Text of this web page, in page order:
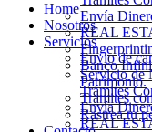
Envía
REAL
Banco
Patrimonio.
Tramites
Rastrea tu
Home
Nosotros
Servicios
Envio de
Servicio de
Trámites
Envía
REAL